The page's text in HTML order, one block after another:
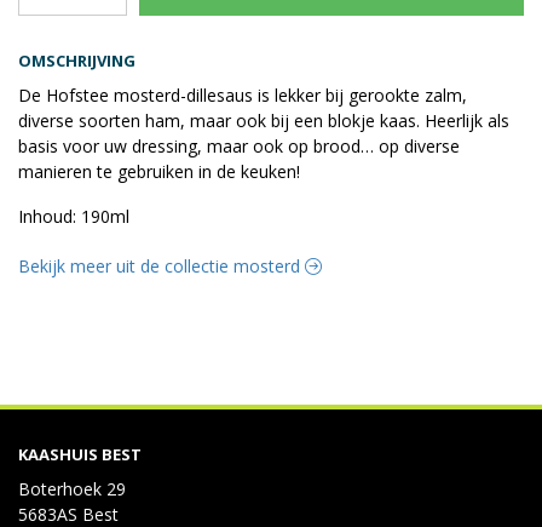
OMSCHRIJVING
De Hofstee mosterd-dillesaus is lekker bij gerookte zalm,
diverse soorten ham, maar ook bij een blokje kaas. Heerlijk als
basis voor uw dressing, maar ook op brood… op diverse
manieren te gebruiken in de keuken!
Inhoud: 190ml
Bekijk meer uit de collectie mosterd
KAASHUIS BEST
Boterhoek 29
5683AS Best